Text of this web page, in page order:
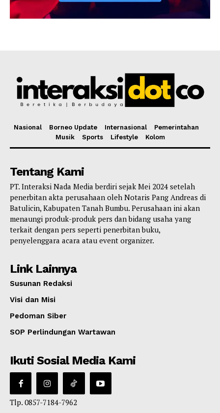
Nasional Borneo Update Internasional
Pemerintahan
Musik
Sports Lifestyle Kolom
Tentang Kami
PT. Interaksi Nada Media berdiri sejak Mei 2024 setelah
penerbitan akta perusahaan oleh Notaris Pang Andreas di
Batulicin, Kabupaten Tanah Bumbu. Perusahaan ini akan
menaungi produk-produk pers dan bidang usaha yang
terkait dengan pers seperti penerbitan buku,
penyelenggara acara atau event organizer.
Link Lainnya
Susunan Redaksi
Visi dan Misi
Pedoman Siber
SOP Perlindungan Wartawan
Ikuti Sosial Media Kami
Tlp. 0857-7184-7962